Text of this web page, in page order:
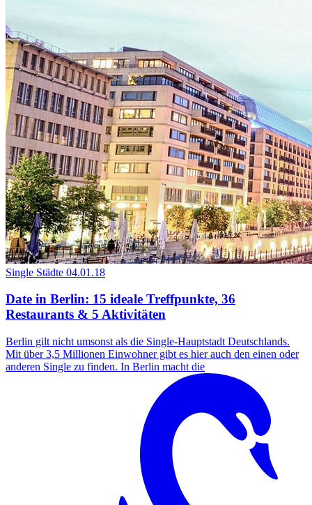
Single Städte 04.01.18
Date in Berlin: 15 ideale Treffpunkte, 36
Restaurants & 5 Aktivitäten
Berlin gilt nicht umsonst als die Single-Hauptstadt Deutschlands.
Mit über 3,5 Millionen Einwohner gibt es hier auch den einen oder
anderen Single zu finden. In Berlin macht die